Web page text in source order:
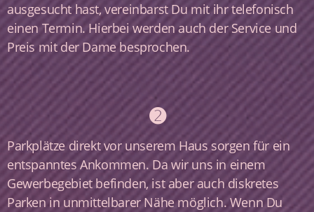
ausgesucht hast, vereinbarst Du mit ihr telefonisch
einen Termin. Hierbei werden auch der Service und
Preis mit der Dame besprochen.
➋
Parkplätze direkt vor unserem Haus sorgen für ein
entspanntes Ankommen. Da wir uns in einem
Gewerbegebiet befinden, ist aber auch diskretes
Parken in unmittelbarer Nähe möglich. Wenn Du